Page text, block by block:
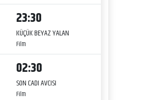
23:30
KÜÇÜK BEYAZ YALAN
Film
02:30
SON CADI AVCISI
Film